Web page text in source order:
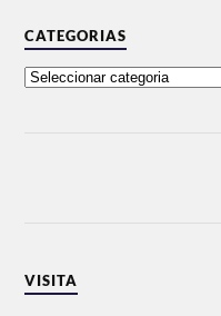
CATEGORIAS
VISITA